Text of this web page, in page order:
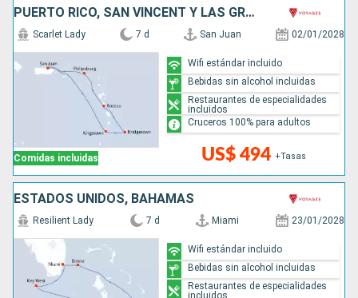
PUERTO RICO, SAN VINCENT Y LAS GRANADINAS, BARBADOS, DOMINICA, SAN MARTÍN
Comidas incluidas
Scarlet Lady 7 d San Juan 02/01/2028
US$ 494 +Tasas
Wifi estándar incluido
Bebidas sin alcohol incluidas
Restaurantes de especialidades
incluidos
Cruceros 100% para adultos
ESTADOS UNIDOS, BAHAMAS
Resilient Lady 7 d Miami 23/01/2028
Wifi estándar incluido
Bebidas sin alcohol incluidas
Restaurantes de especialidades
incluidos